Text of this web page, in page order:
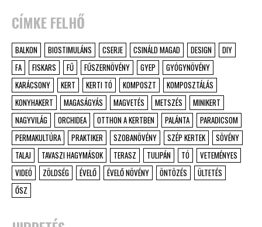
CÍMKE FELHŐ
BALKON BIOSTIMULÁNS CSERJE CSINÁLD MAGAD DESIGN
DIY
FA
FISKARS FŰ FŰSZERNÖVÉNY GYEP
GYÓGYNÖVÉNY
KARÁCSONY
KERT KERTI TÓ KOMPOSZT
KOMPOSZTÁLÁS
KONYHAKERT
MAGASÁGYÁS MAGVETÉS METSZÉS
MINIKERT
NAGYVILÁG
ORCHIDEA OTTHON A KERTBEN PALÁNTA
PARADICSOM
PERMAKULTÚRA
PRAKTIKER SZOBANÖVÉNY SZÉP KERTEK
SÖVÉNY
TALAJ
TAVASZI HAGYMÁSOK TERASZ TULIPÁN TÓ
VETEMÉNYES
VIDEÓ
ZÖLDSÉG ÉVELŐ ÉVELŐ NÖVÉNY ÖNTÖZÉS
ÜLTETÉS
ŐSZ